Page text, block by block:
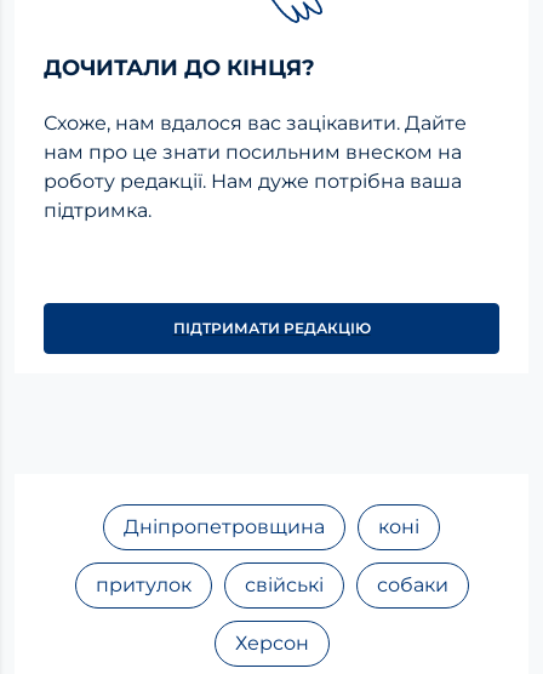
ДОЧИТАЛИ ДО КІНЦЯ?
Схоже, нам вдалося вас зацікавити. Дайте
нам про це знати посильним внеском на
роботу редакції. Нам дуже потрібна ваша
підтримка.
ПІДТРИМАТИ РЕДАКЦІЮ
Дніпропетровщина коні
притулок свійські собаки
Херсон